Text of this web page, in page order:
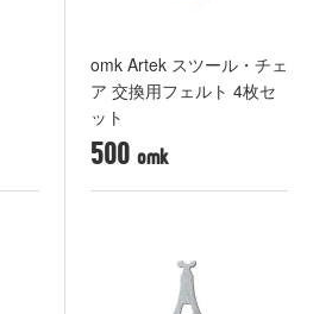
omk Artek スツール・チェ
ア 交換用フェルト 4枚セ
ット
500